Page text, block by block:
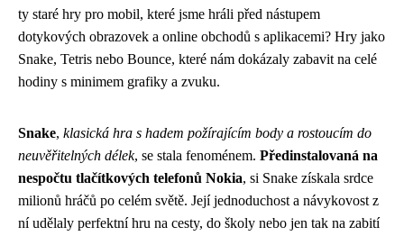
ty staré hry pro mobil, které jsme hráli před nástupem
dotykových obrazovek a online obchodů s aplikacemi? Hry jako
Snake, Tetris nebo Bounce, které nám dokázaly zabavit na celé
hodiny s minimem grafiky a zvuku.
Snake, klasická hra s hadem požírajícím body a rostoucím do
neuvěřitelných délek, se stala fenoménem. Předinstalovaná na
nespočtu tlačítkových telefonů Nokia, si Snake získala srdce
milionů hráčů po celém světě. Její jednoduchost a návykovost z
ní udělaly perfektní hru na cesty, do školy nebo jen tak na zabití